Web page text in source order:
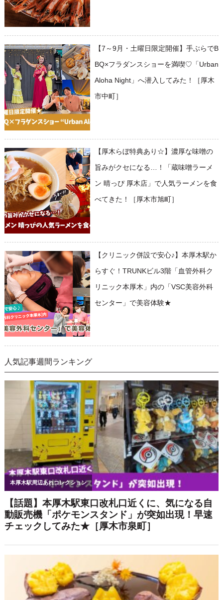
【7～9月・土曜日限定開催】手ぶらでB
BQ×フラダンスショーを満喫♡「Urban
Aloha Night」へ潜入してみた！［厚木
市中町］
【厚木らぼ特典あり☆】濃厚な味噌の
旨みがクセになる…！「蔵味噌ラーメ
ン 晴っぴ 厚木店」で人気ラーメンを食
べてきた！［厚木市旭町］
【クリニック併設で安心♪】本厚木駅か
らすぐ！TRUNKビル3階「血管外科ク
リニック本厚木」内の「VSC美容外科
センター」で美容体験★
人気記事週間ランキング